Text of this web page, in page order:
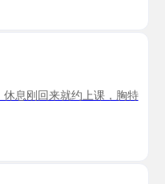
息刚回来就约上课，胸特